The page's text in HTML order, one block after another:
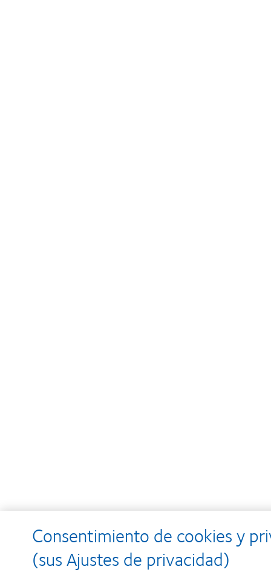
Consentimiento de cookies y
(sus Ajustes de privacidad)